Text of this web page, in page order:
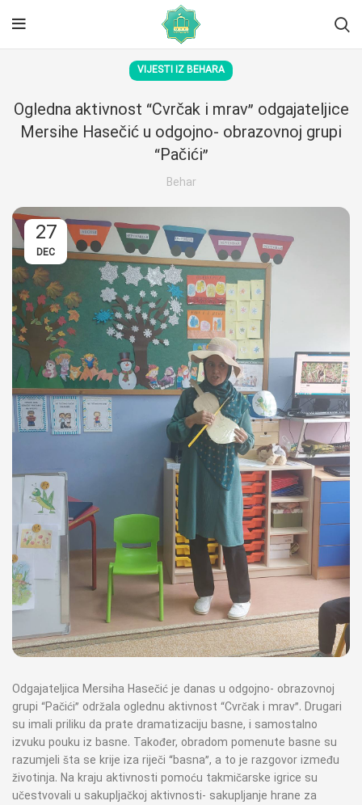
VIJESTI IZ BEHARA
Ogledna aktivnost “Cvrčak i mrav” odgajateljice
Mersihe Hasečić u odgojno- obrazovnoj grupi
“Pačići”
Behar
27
DEC
Odgajateljica Mersiha Hasečić je danas u odgojno- obrazovnoj
grupi “Pačići” održala oglednu aktivnost “Cvrčak i mrav”. Drugari
su imali priliku da prate dramatizaciju basne, i samostalno
izvuku pouku iz basne. Također, obradom pomenute basne su
razumjeli šta se krije iza riječi “basna”, a to je razgovor između
životinja. Na kraju aktivnosti pomoću takmičarske igrice su
učestvovali u sakupljačkoj aktivnosti- sakupljanje hrane za